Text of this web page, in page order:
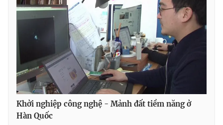
Ðiện thoại Thời báo VTV:
024.66 897 897
Email:toasoan@vtv.vn
Liên hệ quảng cáo:024-7300.7108
Khởi nghiệp công nghệ - Mảnh đất tiềm năng ở
Hàn Quốc